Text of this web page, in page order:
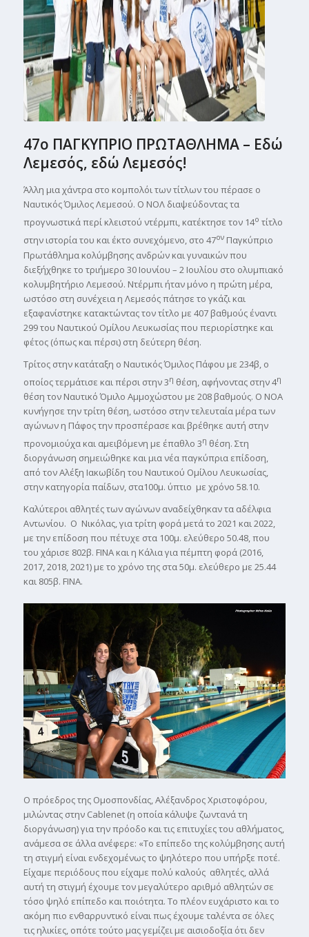
47ο ΠΑΓΚΥΠΡΙΟ ΠΡΩΤΑΘΛΗΜΑ – Εδώ
Λεμεσός, εδώ Λεμεσός!
Άλλη μια χάντρα στο κομπολόι των τίτλων του πέρασε ο
Ναυτικός Όμιλος Λεμεσού. Ο ΝΟΛ διαψεύδοντας τα
προγνωστικά περί κλειστού ντέρμπι, κατέκτησε τον 14ο τίτλο
στην ιστορία του και έκτο συνεχόμενο, στο 47ον Παγκύπριο
Πρωτάθλημα κολύμβησης ανδρών και γυναικών που
διεξήχθηκε το τριήμερο 30 Ιουνίου – 2 Ιουλίου στο ολυμπιακό
κολυμβητήριο Λεμεσού. Ντέρμπι ήταν μόνο η πρώτη μέρα,
ωστόσο στη συνέχεια η Λεμεσός πάτησε το γκάζι και
εξαφανίστηκε κατακτώντας τον τίτλο με 407 βαθμούς έναντι
299 του Ναυτικού Ομίλου Λευκωσίας που περιορίστηκε και
φέτος (όπως και πέρσι) στη δεύτερη θέση.
Τρίτος στην κατάταξη ο Ναυτικός Όμιλος Πάφου με 234β, ο
οποίος τερμάτισε και πέρσι στην 3η θέση, αφήνοντας στην 4η
θέση τον Ναυτικό Όμιλο Αμμοχώστου με 208 βαθμούς. Ο ΝΟΑ
κυνήγησε την τρίτη θέση, ωστόσο στην τελευταία μέρα των
αγώνων η Πάφος την προσπέρασε και βρέθηκε αυτή στην
προνομιούχα και αμειβόμενη με έπαθλο 3η θέση. Στη
διοργάνωση σημειώθηκε και μια νέα παγκύπρια επίδοση,
από τον Αλέξη Ιακωβίδη του Ναυτικού Ομίλου Λευκωσίας,
στην κατηγορία παίδων, στα100μ. ύπτιο με χρόνο 58.10.
Καλύτεροι αθλητές των αγώνων αναδείχθηκαν τα αδέλφια
Αντωνίου. Ο Νικόλας, για τρίτη φορά μετά το 2021 και 2022,
με την επίδοση που πέτυχε στα 100μ. ελεύθερο 50.48, που
του χάρισε 802β. FINA και η Κάλια για πέμπτη φορά (2016,
2017, 2018, 2021) με το χρόνο της στα 50μ. ελεύθερο με 25.44
και 805β. FINA.
Ο πρόεδρος της Ομοσπονδίας, Αλέξανδρος Χριστοφόρου,
μιλώντας στην Cablenet (η οποία κάλυψε ζωντανά τη
διοργάνωση) για την πρόοδο και τις επιτυχίες του αθλήματος,
ανάμεσα σε άλλα ανέφερε: «Το επίπεδο της κολύμβησης αυτή
τη στιγμή είναι ενδεχομένως το ψηλότερο που υπήρξε ποτέ.
Είχαμε περιόδους που είχαμε πολύ καλούς αθλητές, αλλά
αυτή τη στιγμή έχουμε τον μεγαλύτερο αριθμό αθλητών σε
τόσο ψηλό επίπεδο και ποιότητα. Το πλέον ευχάριστο και το
ακόμη πιο ενθαρρυντικό είναι πως έχουμε ταλέντα σε όλες
τις ηλικίες, οπότε τούτο μας γεμίζει με αισιοδοξία ότι δεν